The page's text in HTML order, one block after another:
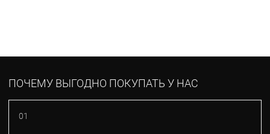
ПОЧЕМУ ВЫГОДНО ПОКУПАТЬ У НАС
01